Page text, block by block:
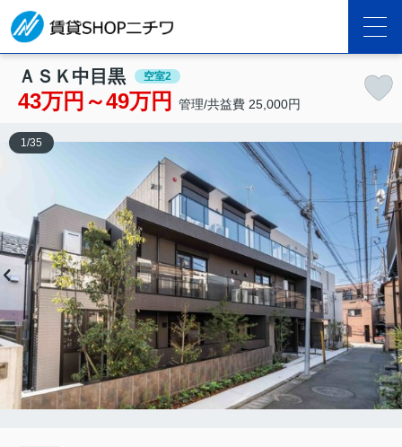
ＡＳＫ中目黒 空室2
43万円～49万円 管理/共益費 25,000円
1 /35